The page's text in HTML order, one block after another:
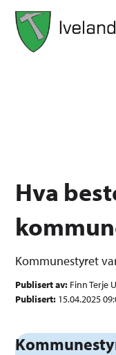
Iveland kommune
Hva
Kommunestyret
Publisert av Finn Terje
Publisert 15.04.2025